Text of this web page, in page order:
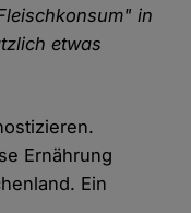
in
etwas
Ernährung
Ein